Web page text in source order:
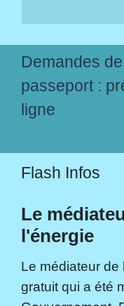
Demandes
passeport :
ligne
Flash Infos
Le
l'énergie
Le médiateur
gratuit qui a été